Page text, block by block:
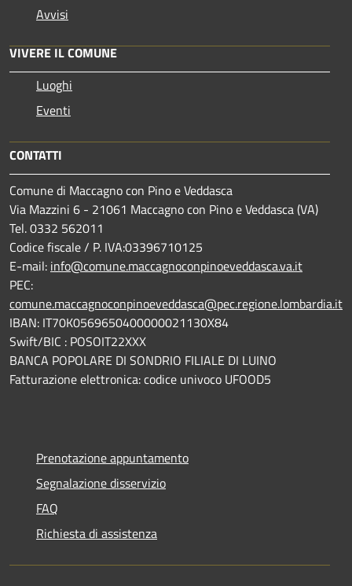
Avvisi
VIVERE IL COMUNE
Luoghi
Eventi
CONTATTI
Comune di Maccagno con Pino e Veddasca
Via Mazzini 6 - 21061 Maccagno con Pino e Veddasca (VA)
Tel. 0332 562011
Codice fiscale / P. IVA:03396710125
E-mail: info@comune.maccagnoconpinoeveddasca.va.it
PEC:
comune.maccagnoconpinoeveddasca@pec.regione.lombardia.it
IBAN: IT70K0569650400000021130X84
Swift/BIC : POSOIT22XXX
BANCA POPOLARE DI SONDRIO FILIALE DI LUINO
Fatturazione elettronica: codice univoco UFOOD5
Prenotazione appuntamento
Segnalazione disservizio
FAQ
Richiesta di assistenza